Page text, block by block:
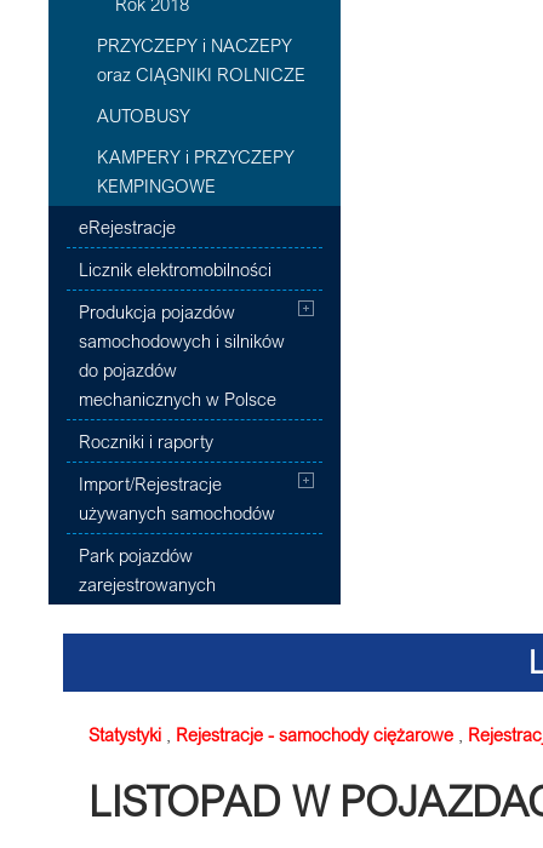
PRZYCZEPY i NACZEPY
oraz CIĄGNIKI ROLNICZE
AUTOBUSY
KAMPERY i PRZYCZEPY
KEMPINGOWE
eRejestracje
Licznik elektromobilności
Produkcja pojazdów
samochodowych i silników
do pojazdów
mechanicznych w Polsce
Roczniki i raporty
Import/Rejestracje
używanych samochodów
Park pojazdów
zarejestrowanych
Statystyki Rejestracje - samochody ciężarowe
LISTOPAD W